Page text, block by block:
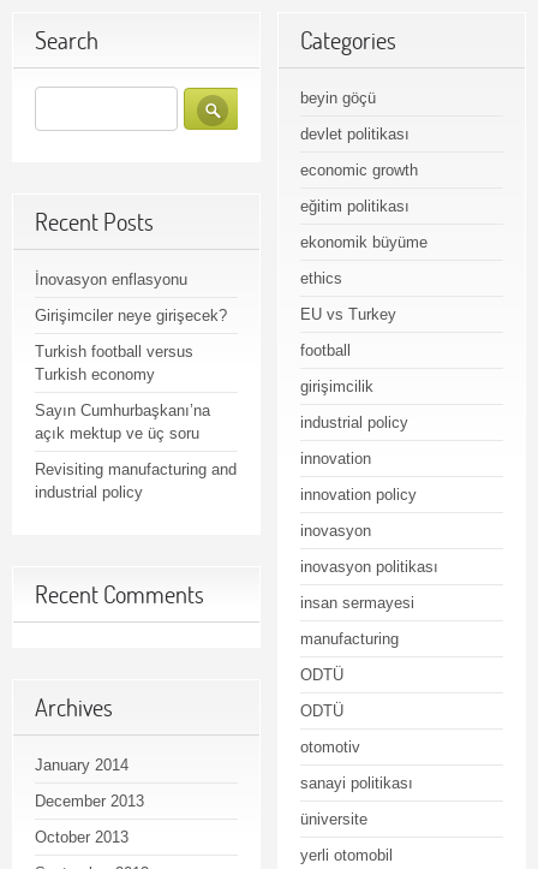
Search
Recent Posts
İnovasyon enflasyonu
Girişimciler neye girişecek?
Turkish football versus
Turkish economy
Sayın Cumhurbaşkanı’na
açık mektup ve üç soru
Revisiting manufacturing and
industrial policy
Recent Comments
Archives
January 2014
December 2013
October 2013
Categories
beyin göçü
devlet politikası
economic growth
eğitim politikası
ekonomik büyüme
ethics
EU vs Turkey
football
girişimcilik
industrial policy
innovation
innovation policy
inovasyon
inovasyon politikası
insan sermayesi
manufacturing
ODTÜ
ODTÜ
otomotiv
sanayi politikası
üniversite
yerli otomobil